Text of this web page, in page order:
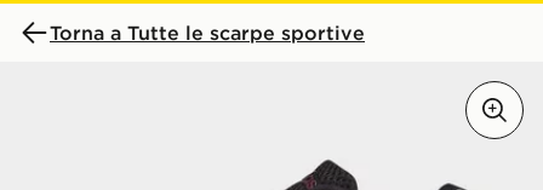
Torna a Tutte le scarpe sportive